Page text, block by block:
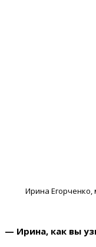
Ирина
— Ирина, как вы